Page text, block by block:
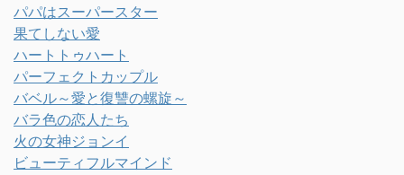
パパはスーパースター
果てしない愛
ハートトゥハート
パーフェクトカップル
バベル～愛と復讐の螺旋～
バラ色の恋人たち
火の女神ジョンイ
ビューティフルマインド